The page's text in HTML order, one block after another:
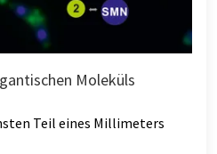
Moleküls
Teil eines Millimeters